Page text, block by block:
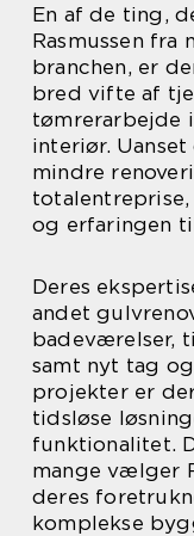
En af de ting,
Rasmussen fra
branchen, er
bred vifte af
tømrerarbejde
interiør.
mindre
og erfaringen
Deres
andet
badeværelser,
samt nyt tag
projekter er
tidsløse
funktionalitet.
mange vælger
deres
komplekse